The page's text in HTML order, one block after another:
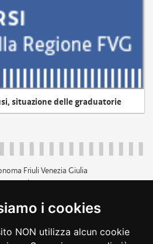
i cookies
NON utilizza alcun cookie
situazione delle graduatorie
Friuli Venezia Giulia
p.iva 00526040324
040 3771111